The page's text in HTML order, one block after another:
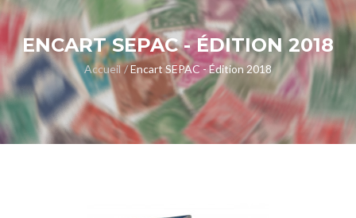
ENCART SEPAC - ÉDITION 2018
Accueil Encart SEPAC - Édition 2018